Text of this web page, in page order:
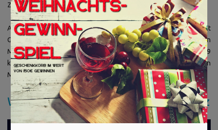
Zelten genießen können.
Am 6. Dezember schaut der Nikolaus mit seinen Engeln und verteilt
Geschenke und Leckereien. Begleitet werden sie von den
Musikern des Weihnachtsmarkt-Orchesters. Mitte Dezember 2019
kommen die Christmas Biker vorbei. Sie wollen auf die bedürftigen
Mitbürger in Berlin aufmerksam machen.
Weihnachtsmarkt am Alexanderplatz